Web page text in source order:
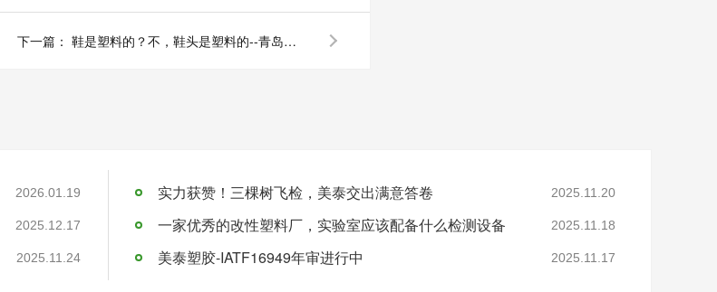
下一篇： 鞋是塑料的？不，鞋头是塑料的--青岛美泰塑胶为您介绍
2026.01.19
2025.12.17
2025.11.24
实力获赞！三棵树飞检，美泰交出满意答卷 2025.11.20
一家优秀的改性塑料厂，实验室应该配备什么检测设备 2025.11.18
美泰塑胶-IATF16949年审进行中 2025.11.17